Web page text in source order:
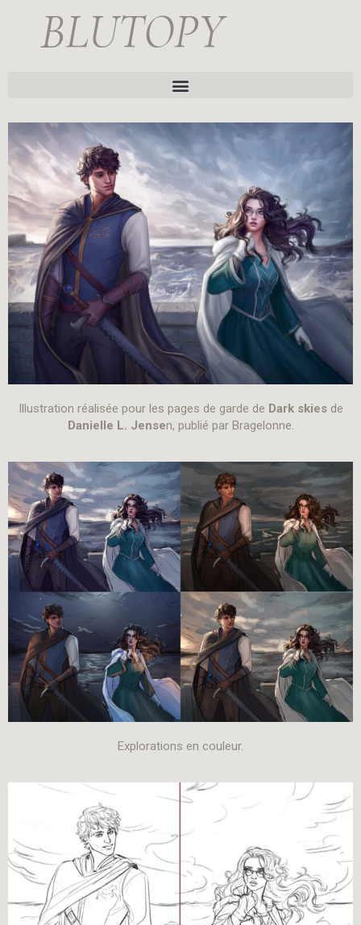
BLUTOPY
Illustration réalisée pour les pages de garde de Dark skiesde
Danielle L. Jensen, publié par Bragelonne.
Explorations en couleur.